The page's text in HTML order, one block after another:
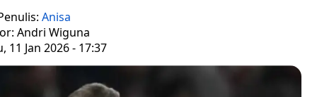
Anisa
Andri Wiguna
11 Jan 2026 - 17:37